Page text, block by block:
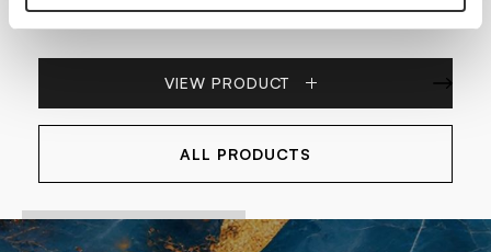
Home Fragrance
VIEW PRODUCT
ALL PRODUCTS